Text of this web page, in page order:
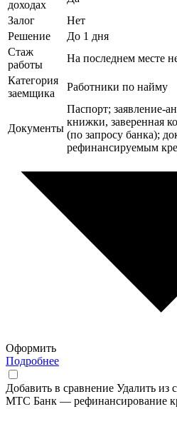
доходах
Залог
Нет
Решение
До 1 дня
Стаж
работы
На последнем месте
Категория
заемщика
Работники по найму
Документы
Паспорт; заявление-
книжки, заверенная
(по запросу банка);
рефинансируемым
Оформить
Подробнее
Добавить в сравнение Удалить из
МТС Банк — рефинансирование